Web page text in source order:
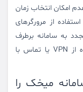
امکان انتخاب زمان
از مرورگرهای
به سامانه برطرف
می‌شود. در صورت تداوم مشکل، استفاده از VPN یا تماس با
میخک را